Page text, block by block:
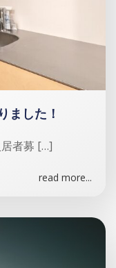
ました！
者募 […]
read more...